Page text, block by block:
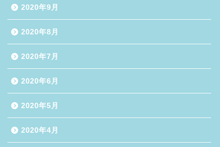
2020年9月
2020年8月
2020年7月
2020年6月
2020年5月
2020年4月